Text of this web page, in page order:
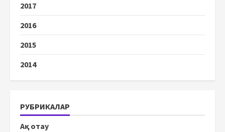
2017
2016
2015
2014
РУБРИКАЛАР
Ақ отау